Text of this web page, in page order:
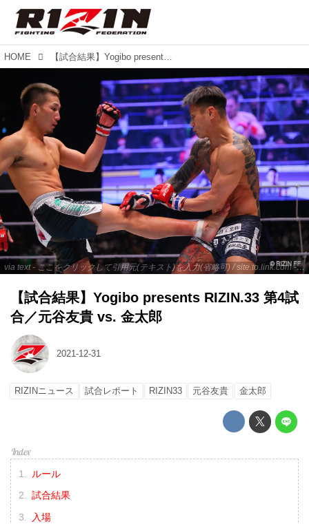
HOME 【試合結果】Yogibo presents RIZIN.33 第4試合／元谷友貴 vs. 金太郎
via text - ここをクリックして引用元(テキスト)を入力(省略可) / site.to.link.com - ここをクリックして引用元を入力(省略可)
【試合結果】Yogibo presents RIZIN.33 第4試
合／元谷友貴 vs. 金太郎
2021-12-31
RIZINニュース 試合レポート RIZIN33 元谷友貴 金太郎
ルール
試合結果
入場